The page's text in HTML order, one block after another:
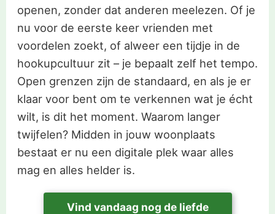
openen, zonder dat anderen meelezen. Of je
nu voor de eerste keer vrienden met
voordelen zoekt, of alweer een tijdje in de
hookupcultuur zit – je bepaalt zelf het tempo.
Open grenzen zijn de standaard, en als je er
klaar voor bent om te verkennen wat je écht
wilt, is dit het moment. Waarom langer
twijfelen? Midden in jouw woonplaats
bestaat er nu een digitale plek waar alles
mag en alles helder is.
Vind vandaag nog de liefde